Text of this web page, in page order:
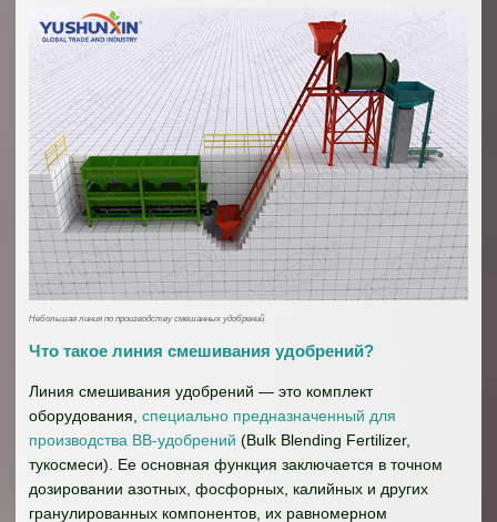
Небольшая линия по производству смешанных удобрений
Что такое линия смешивания удобрений?
Линия смешивания удобрений — это комплект
оборудования, специально предназначенный для
производства BB-удобрений (Bulk Blending Fertilizer,
тукосмеси). Ее основная функция заключается в точном
дозировании азотных, фосфорных, калийных и других
гранулированных компонентов, их равномерном